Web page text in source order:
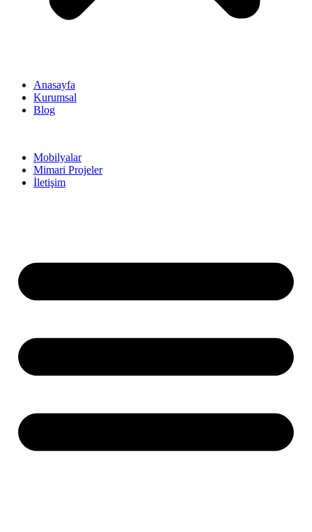
Anasayfa
Kurumsal
Blog
Mobilyalar
Mimari Projeler
İletişim